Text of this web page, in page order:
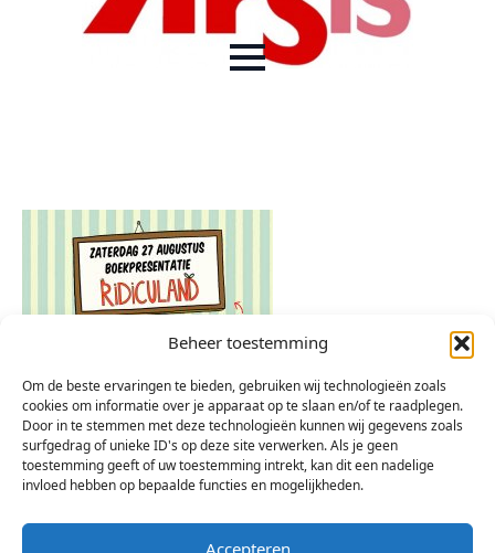
Beheer toestemming
Om de beste ervaringen te bieden, gebruiken wij technologieën zoals
cookies om informatie over je apparaat op te slaan en/of te raadplegen.
Door in te stemmen met deze technologieën kunnen wij gegevens zoals
surfgedrag of unieke ID's op deze site verwerken. Als je geen
toestemming geeft of uw toestemming intrekt, kan dit een nadelige
invloed hebben op bepaalde functies en mogelijkheden.
Accepteren